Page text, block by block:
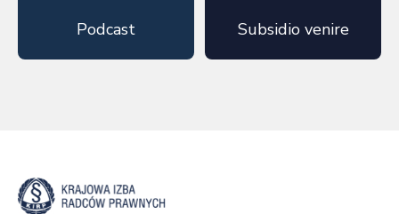
Podcast Subsidio venire